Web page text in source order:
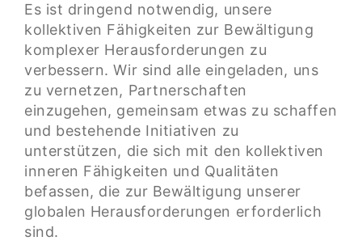
Es ist dringend notwendig, unsere
kollektiven Fähigkeiten zur Bewältigung
komplexer Herausforderungen zu
verbessern. Wir sind alle eingeladen, uns
zu vernetzen, Partnerschaften
einzugehen, gemeinsam etwas zu schaffen
und bestehende Initiativen zu
unterstützen, die sich mit den kollektiven
inneren Fähigkeiten und Qualitäten
befassen, die zur Bewältigung unserer
globalen Herausforderungen erforderlich
sind.